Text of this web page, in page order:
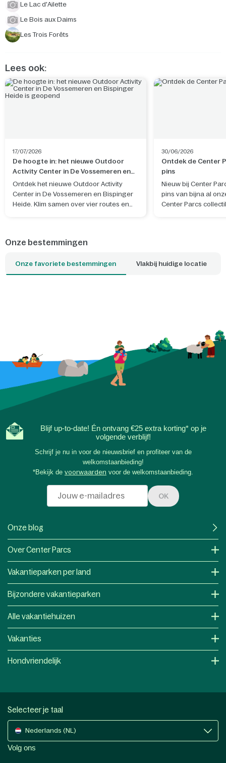
Le Lac d'Ailette
Le Bois aux Daims
Les Trois Forêts
Lees ook:
17/07/2026
De hoogte in: het nieuwe Outdoor
Activity Center in De Vossemeren en
Bispinger Heide is geopend
Ontdek het nieuwe Outdoor Activity
Center in De Vossemeren en Bispinger
Heide. Klim samen over vier routes en
30/06/2026
Ontdek de Center
pins
Nieuw bij Center
pins van bijna al
Center Parcs
Onze bestemmingen
Onze favoriete bestemmingen Vlakbij huidige locatie
Blijf up-to-date! Én ontvang €25 extra korting* op je
volgende verblijf!
Schrijf je nu in voor de nieuwsbrief en profiteer van de
welkomstaanbieding!
*Bekijk de voorwaarden voor de welkomstaanbieding.
OK
Onze blog
Over Center Parcs
Vakantieparken per land
Bijzondere vakantieparken
Alle vakantiehuizen
Vakanties
Hondvriendelijk
Selecteer je taal
Nederlands (NL)
Volg ons